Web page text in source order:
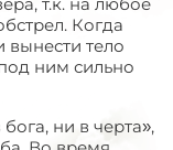
Когда
вынести тело
ним сильно
ни в черта»,